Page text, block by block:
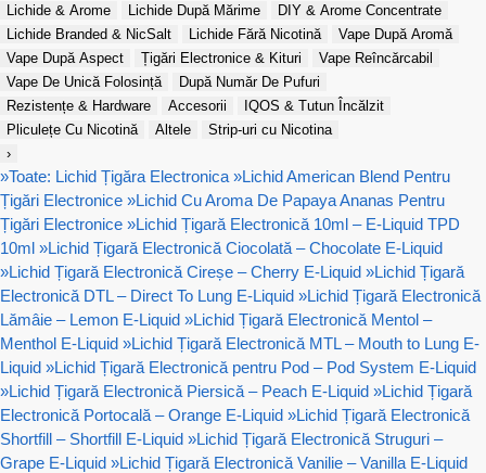
Lichide & Arome
Lichide După Mărime
DIY & Arome Concentrate
Lichide Branded & NicSalt
Lichide Fără Nicotină
Vape După Aromă
Vape După Aspect
Țigări Electronice & Kituri
Vape Reîncărcabil
Vape De Unică Folosință
După Număr De Pufuri
Rezistențe & Hardware
Accesorii
IQOS & Tutun Încălzit
Pliculețe Cu Nicotină
Altele
Strip-uri cu Nicotina
›
»Toate: Lichid Țigăra Electronica »Lichid American Blend Pentru
Țigări Electronice »Lichid Cu Aroma De Papaya Ananas Pentru
Țigări Electronice »Lichid Țigară Electronică 10ml – E-Liquid TPD
10ml »Lichid Țigară Electronică Ciocolată – Chocolate E-Liquid
»Lichid Țigară Electronică Cireșe – Cherry E-Liquid »Lichid Țigară
Electronică DTL – Direct To Lung E-Liquid »Lichid Țigară Electronică
Lămâie – Lemon E-Liquid »Lichid Țigară Electronică Mentol –
Menthol E-Liquid »Lichid Țigară Electronică MTL – Mouth to Lung E-
Liquid »Lichid Țigară Electronică pentru Pod – Pod System E-Liquid
»Lichid Țigară Electronică Piersică – Peach E-Liquid »Lichid Țigară
Electronică Portocală – Orange E-Liquid »Lichid Țigară Electronică
Shortfill – Shortfill E-Liquid »Lichid Țigară Electronică Struguri –
Grape E-Liquid »Lichid Țigară Electronică Vanilie – Vanilla E-Liquid